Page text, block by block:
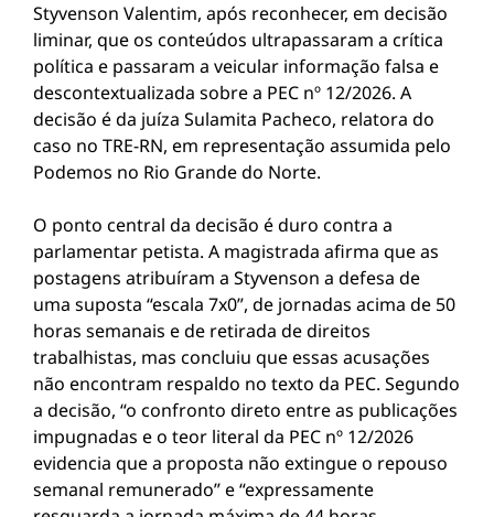
Styvenson Valentim, após reconhecer, em decisão
liminar, que os conteúdos ultrapassaram a crítica
política e passaram a veicular informação falsa e
descontextualizada sobre a PEC nº 12/2026. A
decisão é da juíza Sulamita Pacheco, relatora do
caso no TRE-RN, em representação assumida pelo
Podemos no Rio Grande do Norte.
O ponto central da decisão é duro contra a
parlamentar petista. A magistrada afirma que as
postagens atribuíram a Styvenson a defesa de
uma suposta “escala 7x0”, de jornadas acima de 50
horas semanais e de retirada de direitos
trabalhistas, mas concluiu que essas acusações
não encontram respaldo no texto da PEC. Segundo
a decisão, “o confronto direto entre as publicações
impugnadas e o teor literal da PEC nº 12/2026
evidencia que a proposta não extingue o repouso
semanal remunerado” e “expressamente